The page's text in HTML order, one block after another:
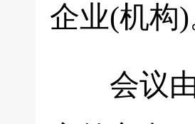
企业(机构)
会议由